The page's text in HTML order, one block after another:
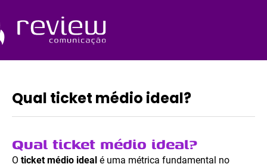
o
conteúdo
Qual ticket médio ideal?
Qual ticket médio ideal?
O ticket médio ideal é uma métrica fundamental no